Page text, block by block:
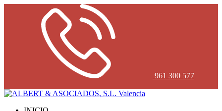
961 300 577